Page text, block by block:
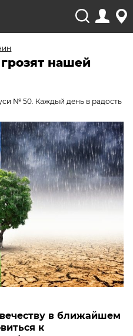
нашей
№ 50. Каждый день в радость
в ближайшем
к